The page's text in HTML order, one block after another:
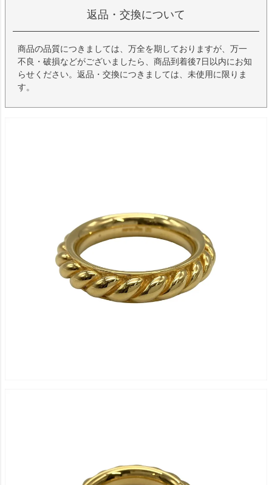
返品・交換について
商品の品質につきましては、万全を期しておりますが、万一
不良・破損などがございましたら、商品到着後7日以内にお知
らせください。返品・交換につきましては、未使用に限りま
す。